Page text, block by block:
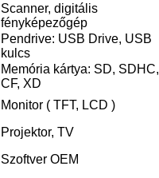
Scanner, digitális
fényképezőgép
Pendrive: USB Drive, USB
kulcs
Memória kártya: SD, SDHC,
CF, XD
Monitor ( TFT, LCD )
Projektor, TV
Szoftver OEM